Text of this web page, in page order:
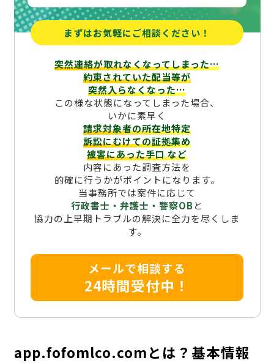
まずはお気軽にご相談ください！
突然連絡が取れなくなってしまった…
約束されていた配当等が
突然入らなくなった…
この様な状態になってしまった場合、
いかに素早く
請求対象者の所在地特定
訴訟にむけての証拠集め
被害にあった手口など
内容にあった調査方法を
的確に行うかがポイントになります。
当事務所では案件に応じて
行政書士・弁護士・警察OBと
協力の上早期トラブルの解決に全力を尽くしま
す。
メールで相談する
24時間受付中！
app.fofomlco.comとは？基本情報